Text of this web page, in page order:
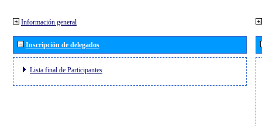
Información general
Inscripción de delegados
Lista final de Participantes